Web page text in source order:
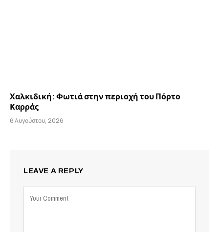
Χαλκιδική: Φωτιά στην περιοχή του Πόρτο
Καρράς
6 Αυγούστου, 2026
LEAVE A REPLY